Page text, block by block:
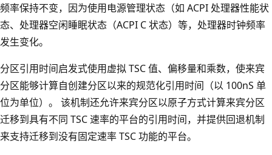
频率保持不变，因为使用电源管理状态（如 ACPI 处理器性能状
态、处理器空闲睡眠状态（ACPI C 状态）等，处理器时钟频率
发生变化。
分区引用时间启发式使用虚拟 TSC 值、偏移量和乘数，使来宾
分区能够计算自创建分区以来的规范化引用时间（以 100nS 单
位为单位）。 该机制还允许来宾分区以原子方式计算来宾分区
迁移到具有不同 TSC 速率的平台的引用时间，并提供回退机制
来支持迁移到没有固定速率 TSC 功能的平台。